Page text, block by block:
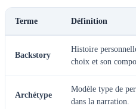
Terme Définition
Backstory
Histoire
choix et son
Archétype
Modèle type de
dans la narration.